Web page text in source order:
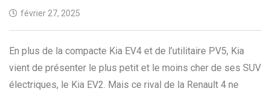
février 27, 2025
En plus de la compacte Kia EV4 et de l’utilitaire PV5, Kia
vient de présenter le plus petit et le moins cher de ses SUV
électriques, le Kia EV2. Mais ce rival de la Renault 4 ne